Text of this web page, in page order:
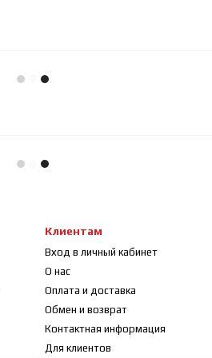
Клиентам
Вход в личный кабинет
О нас
Оплата и доставка
Обмен и возврат
Контактная информация
Для клиентов